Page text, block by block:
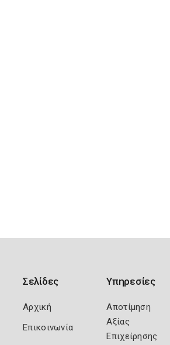
Σελίδες
Αρχική
Επικοινωνία
Υπηρεσίες
Αποτίμηση
Αξίας
Επιχείρησης